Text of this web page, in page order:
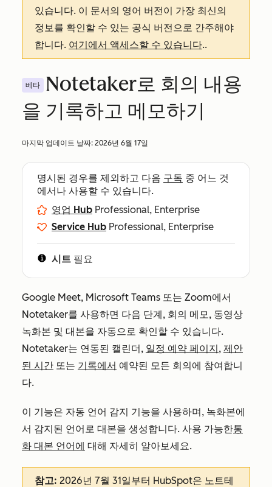
있습니다. 이 문서의 영어 버전이 가장 최신의
정보를 확인할 수 있는 공식 버전으로 간주해야
합니다. 여기에서 액세스할 수 있습니다..
베타
Notetaker로 회의 내용
을 기록하고 메모하기
마지막 업데이트 날짜: 2026년 6월 17일
명시된 경우를 제외하고 다음 구독 중 어느 것
에서나 사용할 수 있습니다.
영업 Hub Professional, Enterprise
Service Hub Professional, Enterprise
시트 필요
Google Meet, Microsoft Teams 또는 Zoom에서
Notetaker를 사용하면 다음 단계, 회의 메모, 동영상
녹화본 및 대본을 자동으로 확인할 수 있습니다.
Notetaker는 연동된 캘린더, 일정 예약 페이지, 제안
된 시간 또는 기록에서 예약된 모든 회의에 참여합니
다.
이 기능은 자동 언어 감지 기능을 사용하며, 녹화본에
서 감지된 언어로 대본을 생성합니다. 사용 가능한통
화 대본 언어에 대해 자세히 알아보세요.
참고: 2026년 7월 31일부터 HubSpot은 노트테